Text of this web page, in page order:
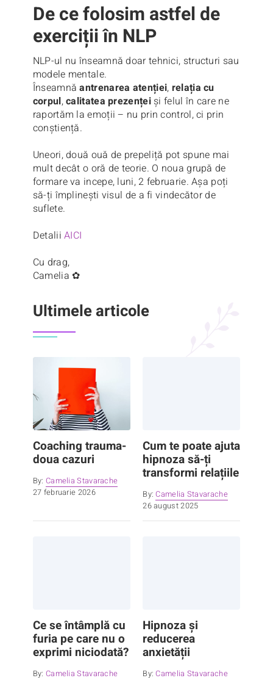
De ce folosim astfel de
exerciții în NLP
NLP-ul nu înseamnă doar tehnici, structuri sau
modele mentale.
Înseamnăantrenarea atenției, relația cu
corpul,calitatea prezențeiși felul în care ne
raportăm la emoții – nu prin control, ci prin
conștiență.
Uneori, două ouă de prepeliță pot spune mai
mult decât o oră de teorie. O noua grupă de
formare va incepe, luni, 2 februarie. Așa poți
să-ți împlinești visul de a fi vindecător de
suflete.
DetaliiAICI
Cu drag,
Camelia ✿
Ultimele articole
Coaching trauma-
doua cazuri
By: Camelia Stavarache
27 februarie 2026
Cum te poate ajuta
hipnoza să-ți
transformi relațiile
By:Camelia Stavarache
26 august 2025
Ce se întâmplă cu
furia pe care nu o
exprimi niciodată?
By: Camelia Stavarache
Hipnoza și
reducerea
anxietății
By:Camelia Stavarache